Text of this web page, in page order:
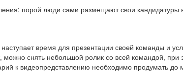
порой люди сами размещают свои кандидатуры
время для презентации своей команды и
можно снять небольшой ролик со всей командой,
к видеопредставлению необходимо продумать до